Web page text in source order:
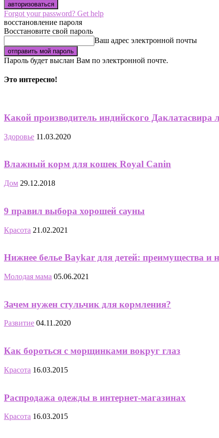
Forgot your password? Get help
восстановление пароля
Восстановите свой пароль
Ваш адрес электронной почты
Пароль будет выслан Вам по электронной почте.
Это интересно!
Какой производитель индийского Даклатасвира
Здоровье 11.03.2020
Влажный корм для кошек Royal Canin
Дом 29.12.2018
9 правил выбора хорошей сауны
Красота 21.02.2021
Нижнее белье Baykar для детей: преимущества и
Молодая мама 05.06.2021
Зачем нужен стульчик для кормления?
Развитие 04.11.2020
Как бороться с морщинками вокруг глаз
Красота 16.03.2015
Распродажа одежды в интернет-магазинах
Красота 16.03.2015